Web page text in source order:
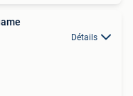
Détails